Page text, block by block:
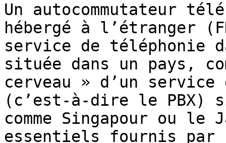
Un autocommutateur
hébergé à l’étranger
service de téléphonie
située dans un pays,
cerveau » d’un
(c’est-à-dire le PBX)
comme Singapour ou le
essentiels fournis par